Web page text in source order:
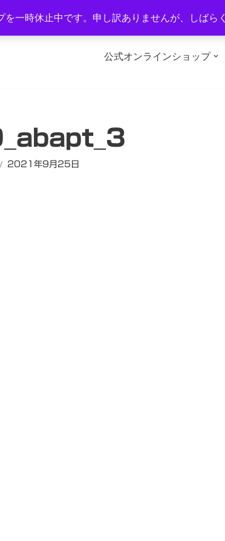
を一時休止中です。申し訳ありませんが、しばら
TEL：0577-34-3434 営業時間：午前10時～午
公式オンラインショップ
2021年9月25日